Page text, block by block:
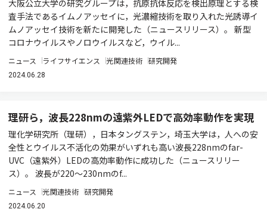
大阪公立大学の研究グループは，抗原抗体反応を検出原理とする検
査手法であるイムノアッセイに，光濃縮技術を取り入れた光誘導イ
ムノアッセイ技術を新たに開発した（ニュースリリース）。 新型
コロナウイルスやノロウイルスなど，ウイル...
ニュース ライフサイエンス 光関連技術 研究開発
2024.06.28
理研ら，波長228nmの遠紫外LEDで高効率動作を実現
理化学研究所（理研），日本タングステン，埼玉大学は，人への安
全性とウイルス不活化の効果がいずれも高い波長228nmのfar-
UVC（遠紫外）LEDの高効率動作に成功した（ニュースリリー
ス）。 波長が220～230nmのf...
ニュース 光関連技術 研究開発
2024.06.20